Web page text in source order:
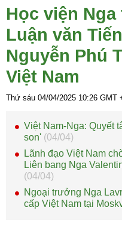
Học viện
Luận văn
Nguyễn Phú
Việt Nam
Thứ sáu 04/04/2025 10:26 GMT
Việt Nam-Nga: Quyết
son' (04/04)
Lãnh đạo Việt Nam
Liên bang Nga
(04/04)
Ngoại trưởng Nga
cấp Việt Nam tại